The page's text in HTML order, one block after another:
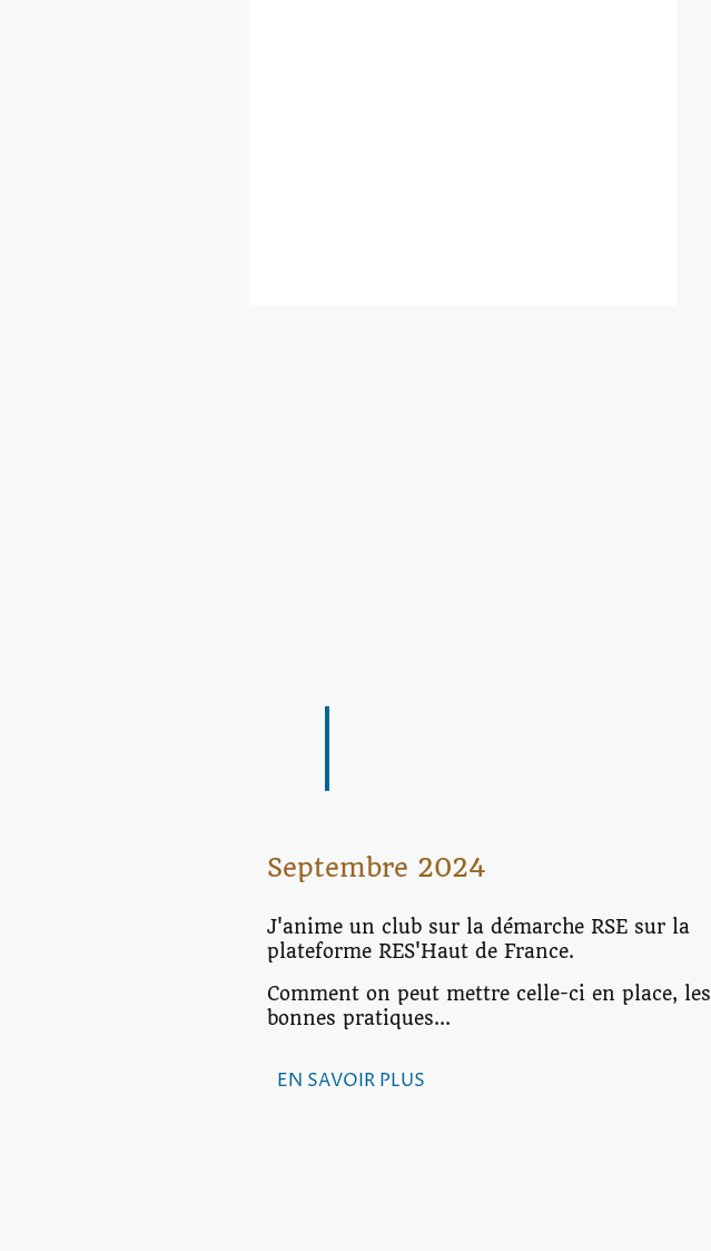
Septembre 2024
J'anime un club sur la démarche RSE sur la
plateforme RES'Haut de France.
Comment on peut mettre celle-ci en place, les
bonnes pratiques...
EN SAVOIR PLUS